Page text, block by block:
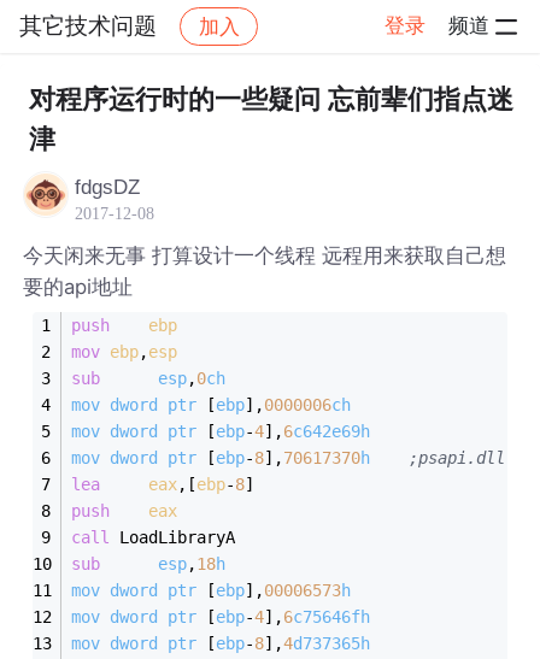
其它技术问题 加入 登录 频道
社区 其它技术问题 帖子详情
对程序运行时的一些疑问 忘前辈们指点迷
津
fdgsDZ
2017-12-08
今天闲来无事 打算设计一个线程 远程用来获取自己想
要的api地址
push
ebp
mov ebp,esp
sub
esp,0ch
mov dword ptr [ebp],0000006ch
mov dword ptr [ebp-4],6c642e69h
mov dword ptr [ebp-8],70617370h
;psapi.dll
lea
eax,[ebp-8]
push
eax
call
LoadLibraryA
sub
esp,18h
mov dword ptr [ebp],00006573h
mov dword ptr [ebp-4],6c75646fh
mov dword ptr [ebp-8],4d737365h